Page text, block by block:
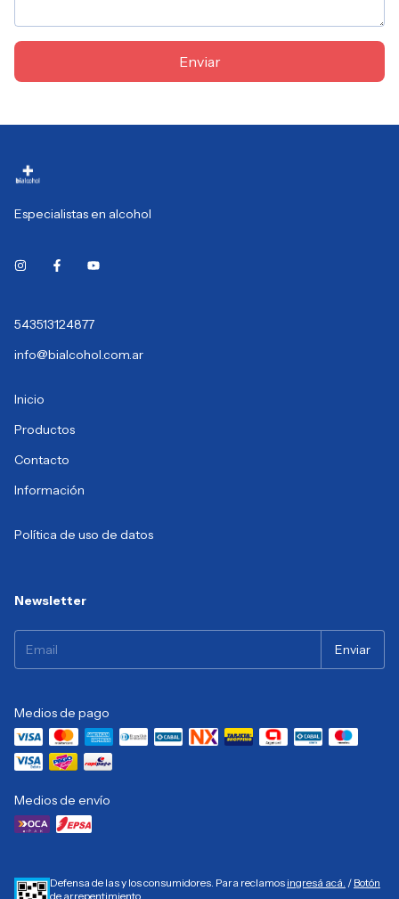
Enviar
Especialistas en alcohol
543513124877
info@bialcohol.com.ar
Inicio
Productos
Contacto
Información
Política de uso de datos
Newsletter
Medios de pago
Medios de envío
Defensa de las y los consumidores. Para reclamos ingresá acá. / Botón
de arrepentimiento